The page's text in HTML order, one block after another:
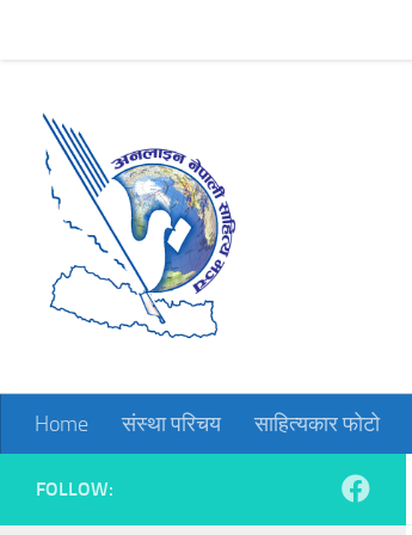
Home संस्था परिचय साहित्यकार फोटो
FOLLOW: